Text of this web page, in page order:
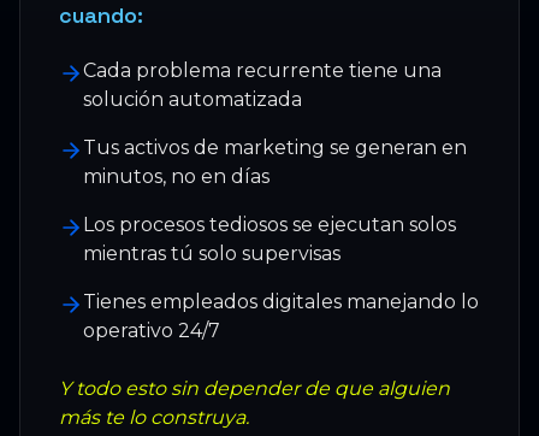
cuando:
Cada problema recurrente tiene una
solución automatizada
Tus activos de marketing se generan en
minutos, no en días
Los procesos tediosos se ejecutan solos
mientras tú solo supervisas
Tienes empleados digitales manejando lo
operativo 24/7
Y todo esto sin depender de que alguien
más te lo construya.